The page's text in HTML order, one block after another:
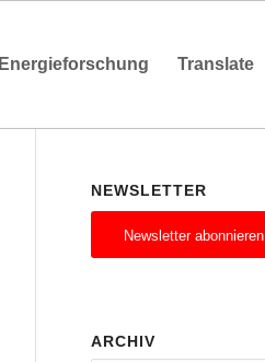
Energieforschung Translate
NEWSLETTER
Newsletter abonnieren
ARCHIV